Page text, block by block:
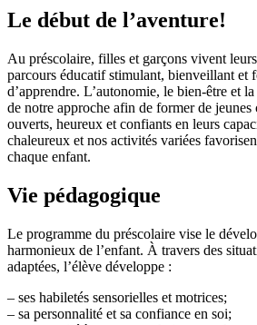
Le début de l’aventure!
Au préscolaire, filles et garçons vivent
parcours éducatif stimulant, bienveillant et
d’apprendre. L’autonomie, le bien-être et
de notre approche afin de former de
ouverts, heureux et confiants en leurs
chaleureux et nos activités variées
chaque enfant.
Vie pédagogique
Le programme du préscolaire vise le
harmonieux de l’enfant. À travers des
adaptées, l’élève développe :
– ses habiletés sensorielles et motrices;
– sa personnalité et sa confiance en soi;